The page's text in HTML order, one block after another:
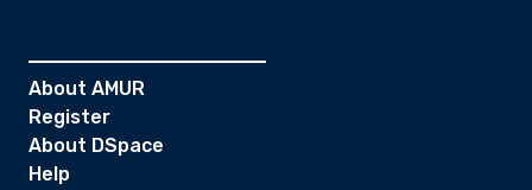
About AMUR
Register
About DSpace
Help